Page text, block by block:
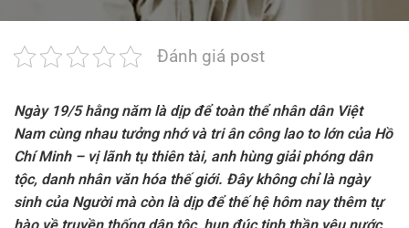
Đánh giá post
Ngày 19/5 hằng năm là dịp để toàn thể nhân dân Việt
Nam cùng nhau tưởng nhớ và tri ân công lao to lớn của Hồ
Chí Minh– vị lãnh tụ thiên tài, anh hùng giải phóng dân
tộc, danh nhân văn hóa thế giới. Đây không chỉ là ngày
sinh của Người mà còn là dịp để thế hệ hôm nay thêm tự